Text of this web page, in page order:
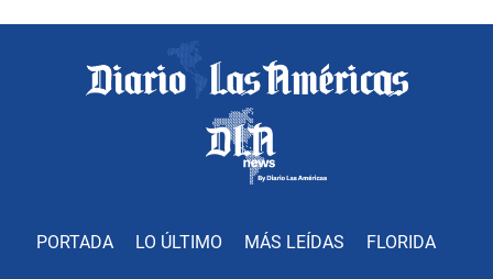
PORTADA LO ÚLTIMO MÁS LEÍDAS FLORIDA